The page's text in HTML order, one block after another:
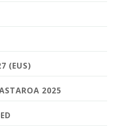
(EUS)
2025